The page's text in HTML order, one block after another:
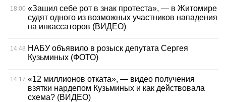
18:00 «Зашил себе рот в знак протеста», — в Житомире
судят одного из возможных участников нападения
на инкассаторов (ВИДЕО)
14:48 НАБУ объявило в розыск депутата Сергея
Кузьминых (ФОТО)
14:17 «12 миллионов отката», — видео получения
взятки нардепом Кузьминых и как действовала
схема? (ВИДЕО)